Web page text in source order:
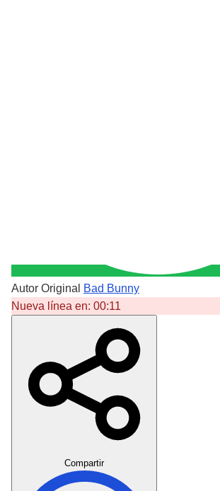
Autor Original
Bad Bunny
Nueva línea en: 00:11
Compartir